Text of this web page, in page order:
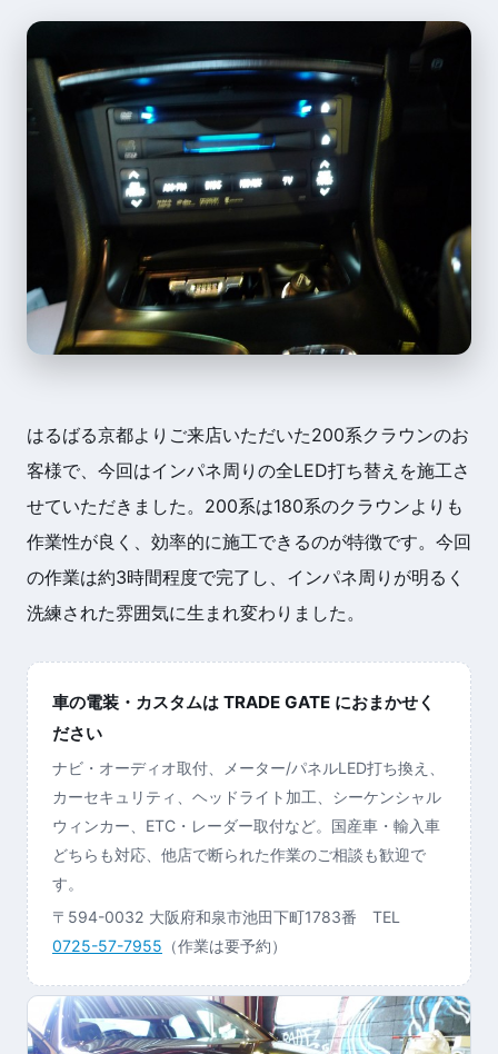
はるばる京都よりご来店いただいた200系クラウンのお
客様で、今回はインパネ周りの全LED打ち替えを施工さ
せていただきました。200系は180系のクラウンよりも
作業性が良く、効率的に施工できるのが特徴です。今回
の作業は約3時間程度で完了し、インパネ周りが明るく
洗練された雰囲気に生まれ変わりました。
車の電装・カスタムは TRADE GATE におまかせく
ださい
ナビ・オーディオ取付、メーター/パネルLED打ち換え、
カーセキュリティ、ヘッドライト加工、シーケンシャル
ウィンカー、ETC・レーダー取付など。国産車・輸入車
どちらも対応、他店で断られた作業のご相談も歓迎で
す。
〒594-0032 大阪府和泉市池田下町1783番 TEL
0725-57-7955 （作業は要予約）